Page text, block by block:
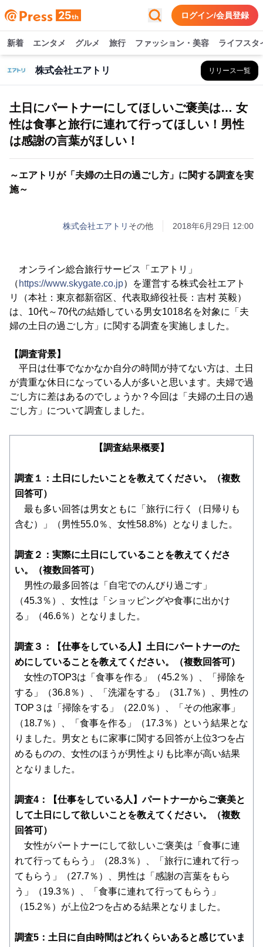
ログイン/会員登録
新着 エンタメ グルメ 旅行 ファッション・美容 ライフスタ
株式会社エアトリ リリース一覧
土日にパートナーにしてほしいご褒美は… 女
性は食事と旅行に連れて行ってほしい！男性
は感謝の言葉がほしい！
～エアトリが「夫婦の土日の過ごし方」に関する調査を実
施～
株式会社エアトリ その他 2018年6月29日 12:00
オンライン総合旅行サービス「エアトリ」
（ https://www.skygate.co.jp）を運営する株式会社エアト
リ（本社：東京都新宿区、代表取締役社長：吉村 英毅）
は、10代～70代の結婚している男女1018名を対象に「夫
婦の土日の過ごし方」に関する調査を実施しました。
【調査背景】
平日は仕事でなかなか自分の時間が持てない方は、土日
が貴重な休日になっている人が多いと思います。夫婦で過
ごし方に差はあるのでしょうか？今回は「夫婦の土日の過
ごし方」について調査しました。
【調査結果概要】
調査１：土日にしたいことを教えてください。（複数
回答可）
最も多い回答は男女ともに「旅行に行く（日帰りも
含む）」（男性55.0％、女性58.8%）となりました。
調査２：実際に土日にしていることを教えてくださ
い。（複数回答可）
男性の最多回答は「自宅でのんびり過ごす」
（45.3％）、女性は「ショッピングや食事に出かけ
る」（46.6％）となりました。
調査３：【仕事をしている人】土日にパートナーのた
めにしていることを教えてください。（複数回答可）
女性のTOP3は「食事を作る」（45.2％）、「掃除を
する」（36.8％）、「洗濯をする」（31.7％）、男性の
TOP３は「掃除をする」（22.0％）、「その他家事」
（18.7％）、「食事を作る」（17.3％）という結果とな
りました。男女ともに家事に関する回答が上位3つを占
めるものの、女性のほうが男性よりも比率が高い結果
となりました。
調査4：【仕事をしている人】パートナーからご褒美と
して土日にして欲しいことを教えてください。（複数
回答可）
女性がパートナーにして欲しいご褒美は「食事に連
れて行ってもらう」（28.3％）、「旅行に連れて行っ
てもらう」（27.7％）、男性は「感謝の言葉をもら
う」（19.3％）、「食事に連れて行ってもらう」
（15.2％）が上位2つを占める結果となりました。
調査5：土日に自由時間はどれくらいあると感じていま